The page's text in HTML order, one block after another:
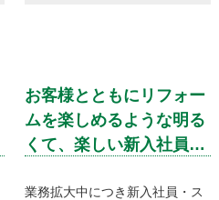
お客様とともにリフォー
ムを楽しめるような明る
くて、楽しい新入社員・
ます！
業務拡大中につき新入社員・ス